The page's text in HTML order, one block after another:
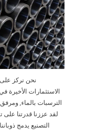
نحن نركز على
الاستثمارات
الترسبات بالماء, ومرفق
لقد عززنا قدرتنا
التصنيع يدمج